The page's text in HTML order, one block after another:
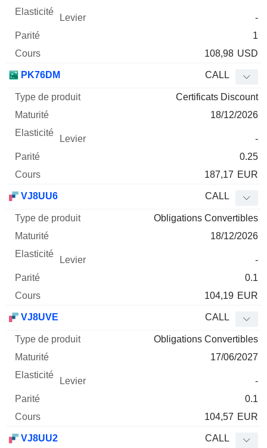
-
1
108,98 USD
PK76DM CALL
Certificats Discount
18/12/2026
-
0.25
187,17 EUR
VJ8UU6 CALL
Obligations Convertibles
18/12/2026
-
0.1
104,19 EUR
VJ8UVE CALL
Obligations Convertibles
17/06/2027
-
0.1
104,57 EUR
VJ8UU2 CALL